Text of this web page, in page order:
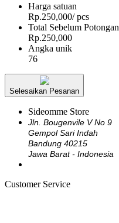
Harga satuan
Rp.250,000/ pcs
Total Sebelum Potongan
Rp.250,000
Angka unik
76
Selesaikan Pesanan
Sideomme Store
Jln. Bougenvile V No 9
Gempol Sari Indah
Bandung 40215
Jawa Barat - Indonesia
Customer Service